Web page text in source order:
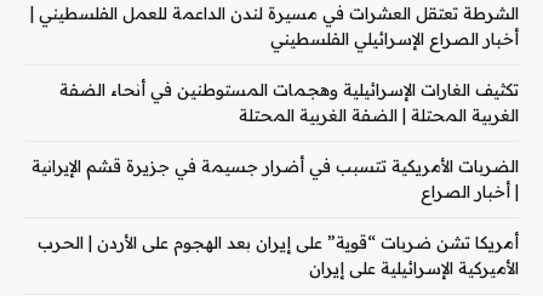
الشرطة تعتقل العشرات في مسيرة لندن الداعمة للعمل الفلسطيني |
أخبار الصراع الإسرائيلي الفلسطيني
تكثيف الغارات الإسرائيلية وهجمات المستوطنين في أنحاء الضفة
الغربية المحتلة | الضفة الغربية المحتلة
الضربات الأمريكية تتسبب في أضرار جسيمة في جزيرة قشم الإيرانية
| أخبار الصراع
أمريكا تشن ضربات “قوية” على إيران بعد الهجوم على الأردن | الحرب
الأميركية الإسرائيلية على إيران